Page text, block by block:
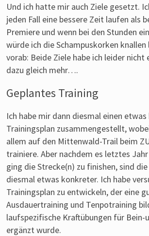
Und ich hatte mir auch Ziele gesetzt.
jeden Fall eine bessere Zeit laufen als
Premiere und wenn bei den Stunden
würde ich die Schampuskorken knallen
vorab: Beide Ziele habe ich leider nicht
dazu gleich mehr….
Geplantes Training
Ich habe mir dann diesmal einen
Trainingsplan zusammengestellt,
allem auf den Mittenwald-Trail beim
trainiere. Aber nachdem es letztes
ging die Strecke(n) zu finishen, sind
diesmal etwas konkreter. Ich habe
Trainingsplan zu entwickeln, der eine
Ausdauertraining und Tenpotraining
laufspezifische Kraftübungen für Bein-
ergänzt wurde.